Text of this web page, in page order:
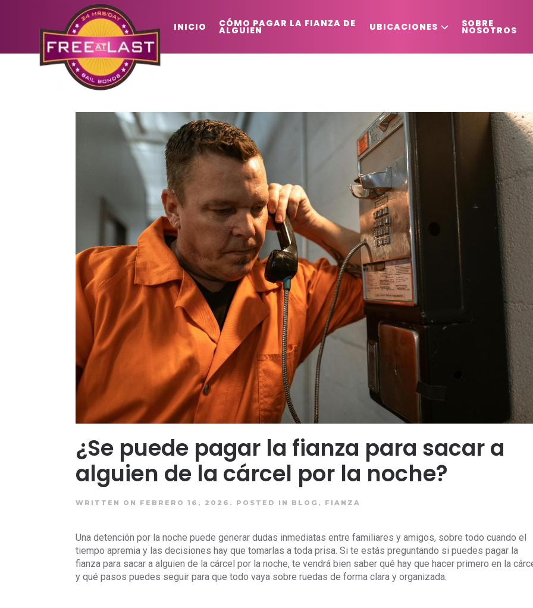
INICIO CÓMO PAGAR LA FIANZA DE
ALGUIEN UBICACIONES SOBRE
NOSOTROS
¿Se puede pagar la fianza para sacar a
alguien de la cárcel por la noche?
WRITTEN ON FEBRERO 16, 2026. POSTED IN BLOG , FIANZA
Una detención por la noche puede generar dudas inmediatas entre familiares y amigos, sobre todo cuando el
tiempo apremia y las decisiones hay que tomarlas a toda prisa. Si te estás preguntando si puedes pagar la
fianza para sacar a alguien de la cárcel por la noche, te vendrá bien saber qué hay que hacer primero en la
y qué pasos puedes seguir para que todo vaya sobre ruedas de forma clara y organizada.